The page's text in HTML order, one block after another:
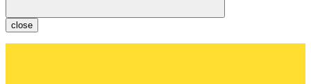
close